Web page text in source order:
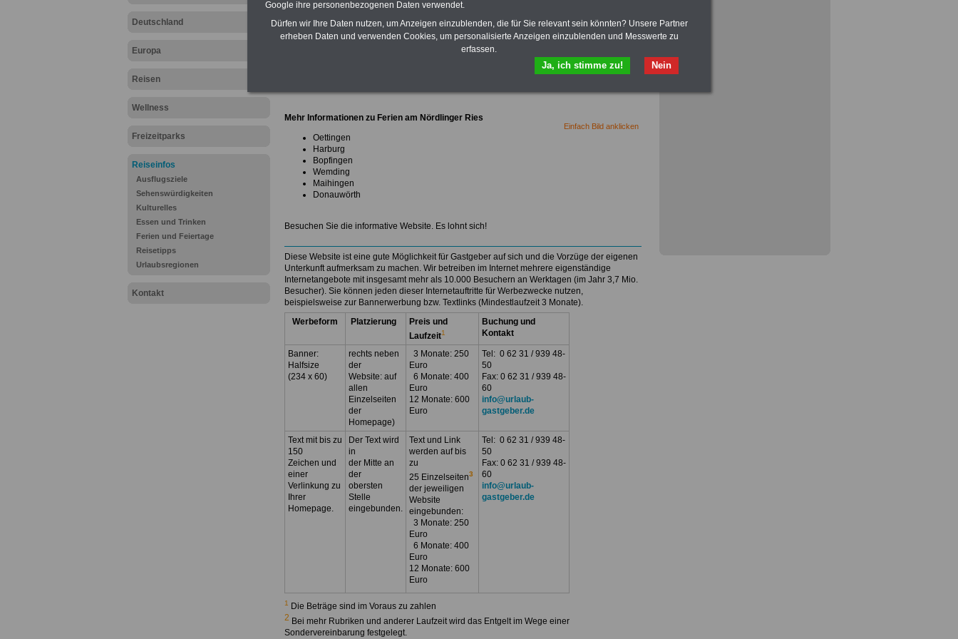
Deutschland
Europa
Reisen
Wellness
Freizeitparks
Reiseinfos
Ausflugsziele
Sehenswürdigkeiten
Kulturelles
Essen und Trinken
Ferien und Feiertage
Reisetipps
Urlaubsregionen
Kontakt
Ausflugsziele
Sehenswürdigkeiten
Kulturelles Essen und Trinken Sonstiges
Einfach Bild anklicken
Mehr Informationen zu Ferien am Nördlinger Ries
Oettingen
Harburg
Bopfingen
Wemding
Maihingen
Donauwörth
Besuchen Sie die informative Website. Es lohnt sich!
Diese Website ist eine gute Möglichkeit für Gastgeber auf sich und die Vorzüge der eigenen
Unterkunft aufmerksam zu machen. Wir betreiben im Internet mehrere eigenständige
Internetangebote mitinsgesamt mehr als 10.000 Besuchern an Werktagen (im Jahr 3,7 Mio.
Besucher). Sie können jeden dieser Internetauftritte für Werbezwecke nutzen,
beispielsweise zur Bannerwerbung bzw. Textlinks(Mindestlaufzeit 3 Monate).
Werbeform
Platzierung
Preis und
Laufzeit1
Buchung und
Kontakt
Banner:
Halfsize
(234 x 60)
rechts neben
der
Website: auf
allen
Einzelseiten
der
Homepage)
3 Monate: 250
Euro
6 Monate: 400
Euro
12 Monate: 600
Euro
Tel: 0 62 31 / 939 48-
50
Fax: 0 62 31 / 939 48-
60
info@urlaub-
gastgeber.de
Text mit bis zu
150
Zeichen und
einer
Verlinkung zu
Ihrer
Homepage.
Der Text wird
in
der Mitte an
der
obersten
Stelle
eingebunden.
Text und Link
werden auf bis
zu
25 Einzelseiten3
der jeweiligen
Website
eingebunden:
3 Monate: 250
Euro
6 Monate: 400
Euro
12 Monate: 600
Euro
Tel: 0 62 31 / 939 48-
50
Fax: 0 62 31 / 939 48-
60
info@urlaub-
gastgeber.de
1 Die Beträge sind im Voraus zu zahlen
2 Bei mehr Rubriken und anderer Laufzeit wird das Entgelt im Wege einer
Sondervereinbarung festgelegt.
Google ihre personenbezogenen Daten verwendet.
Dürfen wir Ihre Daten nutzen, um Anzeigen einzublenden, die für Sie relevant sein könnten? Unsere Partner
erheben Daten und verwenden Cookies, um personalisierte Anzeigen einzublenden und Messwerte zu
erfassen.
Nein
Ja, ich stimme zu!